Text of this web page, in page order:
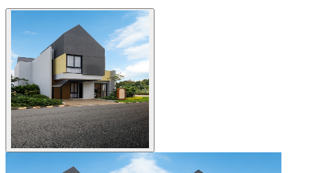
Menu ini berisi navigasi untuk mengakses fitur-fitur di KangPro